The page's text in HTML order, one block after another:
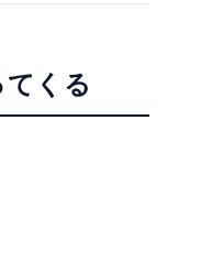
くる